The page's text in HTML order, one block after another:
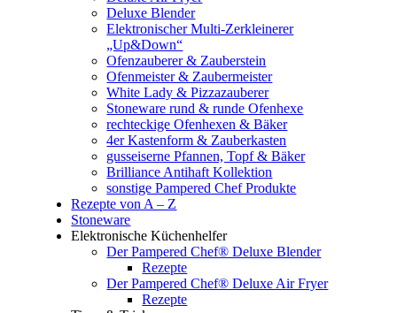
Deluxe Blender
Elektronischer Multi-Zerkleinerer
„Up&Down“
Ofenzauberer & Zauberstein
Ofenmeister & Zaubermeister
White Lady & Pizzazauberer
Stoneware rund & runde Ofenhexe
rechteckige Ofenhexen & Bäker
4er Kastenform & Zauberkasten
gusseiserne Pfannen, Topf & Bäker
Brilliance Antihaft Kollektion
sonstige Pampered Chef Produkte
Rezepte von A – Z
Stoneware
Elektronische Küchenhelfer
Der Pampered Chef® Deluxe Blender
Rezepte
Der Pampered Chef® Deluxe Air Fryer
Rezepte